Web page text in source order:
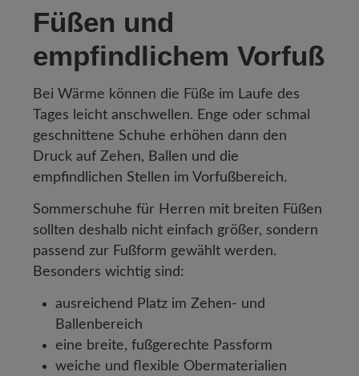
Füßen und
empfindlichem Vorfuß
Bei Wärme können die Füße im Laufe des
Tages leicht anschwellen. Enge oder schmal
geschnittene Schuhe erhöhen dann den
Druck auf Zehen, Ballen und die
empfindlichen Stellen im Vorfußbereich.
Sommerschuhe für Herren mit breiten Füßen
sollten deshalb nicht einfach größer, sondern
passend zur Fußform gewählt werden.
Besonders wichtig sind:
ausreichend Platz im Zehen- und
Ballenbereich
eine breite, fußgerechte Passform
weiche und flexible Obermaterialien